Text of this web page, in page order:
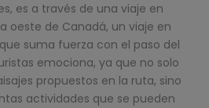
es a través de una viaje en
oeste de Canadá, un viaje en
suma fuerza con el paso del
emociona, ya que no solo
propuestos en la ruta, sino
actividades que se pueden